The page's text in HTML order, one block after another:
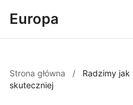
Europa
Strona główna /
Radzimy
skuteczniej